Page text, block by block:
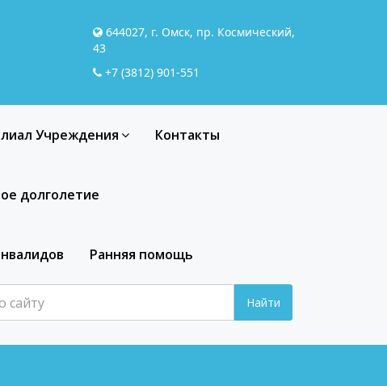
644027, г. Омск, пр. Космический,
43
+7 (3812) 901-551
Учреждения Контакты
долголетие
Ранняя помощь
Найти